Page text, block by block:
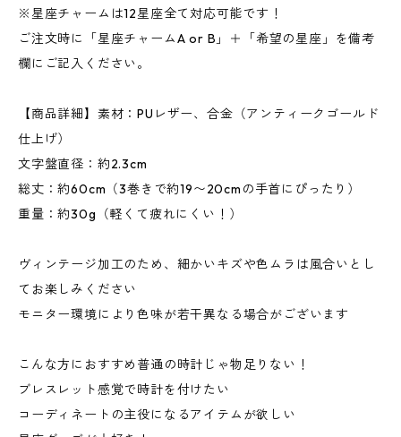
※星座チャームは12星座全て対応可能です！
ご注文時に「星座チャームA or B」＋「希望の星座」を備考
欄にご記入ください。
【商品詳細】素材：PUレザー、合金（アンティークゴールド
仕上げ）
文字盤直径：約2.3cm
総丈：約60cm（3巻きで約19〜20cmの手首にぴったり）
重量：約30g（軽くて疲れにくい！）
ヴィンテージ加工のため、細かいキズや色ムラは風合いとし
てお楽しみください
モニター環境により色味が若干異なる場合がございます
こんな方におすすめ普通の時計じゃ物足りない！
ブレスレット感覚で時計を付けたい
コーディネートの主役になるアイテムが欲しい